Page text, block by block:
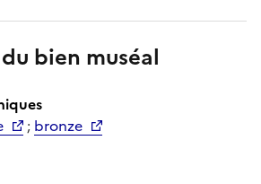
bien muséal
; bronze